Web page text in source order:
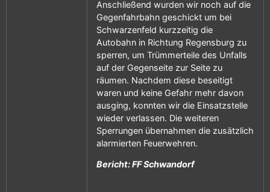
Anschließend wurden wir noch auf die
Gegenfahrbahn geschickt um bei
Schwarzenfeld kurzzeitig die
Autobahn in Richtung Regensburg zu
sperren, um Trümmerteile des Unfalls
auf der Gegenseite zur Seite zu
räumen. Nachdem diese beseitigt
waren und keine Gefahr mehr davon
ausging, konnten wir die Einsatzstelle
wieder verlassen. Die weiteren
Sperrungen übernahmen die zusätzlich
alarmierten Feuerwehren.
Bericht: FF Schwandorf